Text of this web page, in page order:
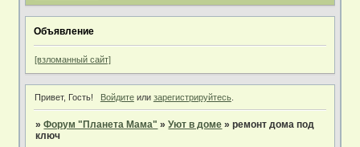
Объявление
[взломанный сайт]
Привет, Гость! Войдитеили зарегистрируйтесь.
»Форум "Планета Мама" »Уют в доме »ремонт дома под
ключ